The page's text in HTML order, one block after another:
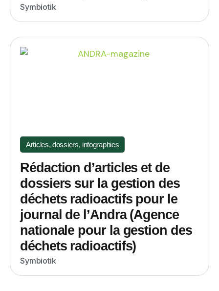
Symbiotik
Articles, dossiers, infographies
Rédaction d’articles et de
dossiers sur la gestion des
déchets radioactifs pour le
journal de l’Andra (Agence
nationale pour la gestion des
déchets radioactifs)
Symbiotik